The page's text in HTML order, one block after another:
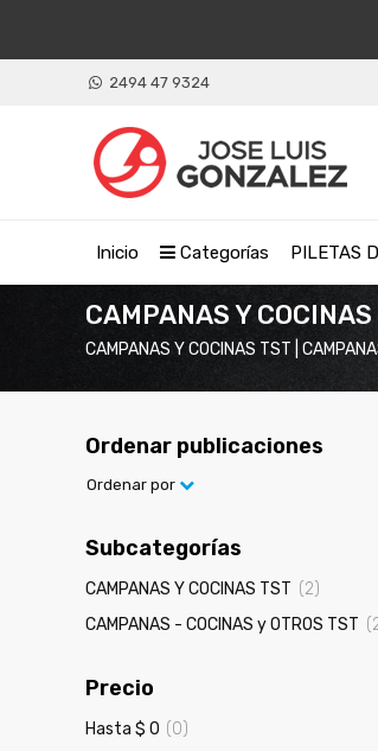
2494 47 9324
Inicio Categorías PILETAS
CAMPANAS Y COCINAS
CAMPANAS Y COCINAS TST |
Ordenar publicaciones
Ordenar por
Subcategorías
CAMPANAS Y COCINAS TST (2)
CAMPANAS - COCINAS y OTROS TST
Precio
Hasta $ 0 (0)